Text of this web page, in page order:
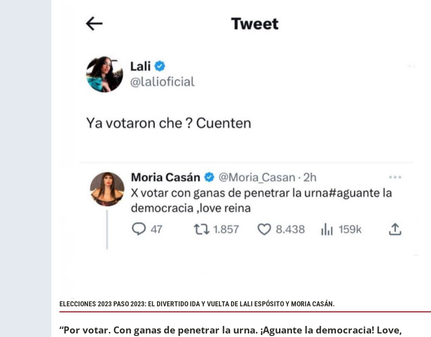
ELECCIONES 2023 PASO 2023: EL DIVERTIDO IDA Y VUELTA DE LALI ESPÓSITO Y MORIA CASÁN.
“Por votar. Con ganas de penetrar la urna. ¡Aguante la democracia! Love,